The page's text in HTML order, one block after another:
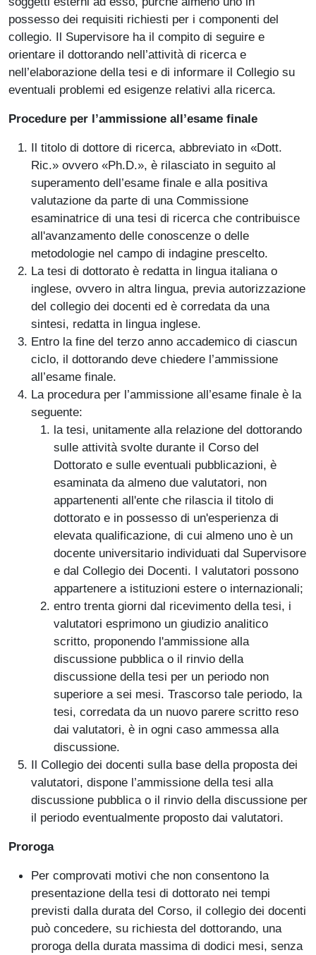
possesso dei requisiti richiesti per i componenti del
collegio. Il Supervisore ha il compito di seguire e
orientare il dottorando nell’attività di ricerca e
nell’elaborazione della tesi e di informare il Collegio su
eventuali problemi ed esigenze relativi alla ricerca.
Procedure per l’ammissione all’esame finale
Il titolo di dottore di ricerca, abbreviato in «Dott.
Ric.» ovvero «Ph.D.», è rilasciato in seguito al
superamento dell’esame finale e alla positiva
valutazione da parte di una Commissione
esaminatrice di una tesi di ricerca che contribuisce
all'avanzamento delle conoscenze o delle
metodologie nel campo di indagine prescelto.
La tesi di dottorato è redatta in lingua italiana o
inglese, ovvero in altra lingua, previa autorizzazione
del collegio dei docenti ed è corredata da una
sintesi, redatta in lingua inglese.
Entro la fine del terzo anno accademico di ciascun
ciclo, il dottorando deve chiedere l’ammissione
all’esame finale.
La procedura per l’ammissione all’esame finale è la
seguente:
la tesi, unitamente alla relazione del dottorando
sulle attività svolte durante il Corso del
Dottorato e sulle eventuali pubblicazioni, è
esaminata da almeno due valutatori, non
appartenenti all'ente che rilascia il titolo di
dottorato e in possesso di un'esperienza di
elevata qualificazione, di cui almeno uno è un
docente universitario individuati dal Supervisore
e dal Collegio dei Docenti. I valutatori possono
appartenere a istituzioni estere o internazionali;
entro trenta giorni dal ricevimento della tesi, i
valutatori esprimono un giudizio analitico
scritto, proponendo l'ammissione alla
discussione pubblica o il rinvio della
discussione della tesi per un periodo non
superiore a sei mesi. Trascorso tale periodo, la
tesi, corredata da un nuovo parere scritto reso
dai valutatori, è in ogni caso ammessa alla
discussione.
Il Collegio dei docenti sulla base della proposta dei
valutatori, dispone l’ammissione della tesi alla
discussione pubblica o il rinvio della discussione per
il periodo eventualmente proposto dai valutatori.
Proroga
Per comprovati motivi che non consentono la
presentazione della tesi di dottorato nei tempi
previsti dalla durata del Corso, il collegio dei docenti
può concedere, su richiesta del dottorando, una
proroga della durata massima di dodici mesi, senza